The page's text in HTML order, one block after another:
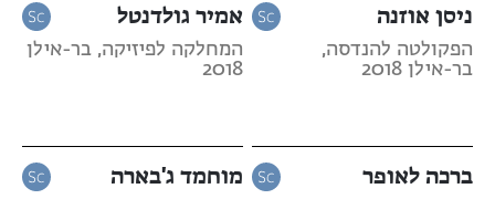
ניסן אוזנה
הפקולטה להנדסה,
בר-אילן 2018
אמיר גולדנטל
המחלקה לפיזיקה, בר-אילן
2018
ברכה לאופר מוחמד ג'בארה